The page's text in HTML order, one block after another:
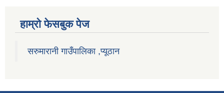
हाम्राे फेसबुक पेज
सरुमारानी गाउँपालिका ,प्यूठान